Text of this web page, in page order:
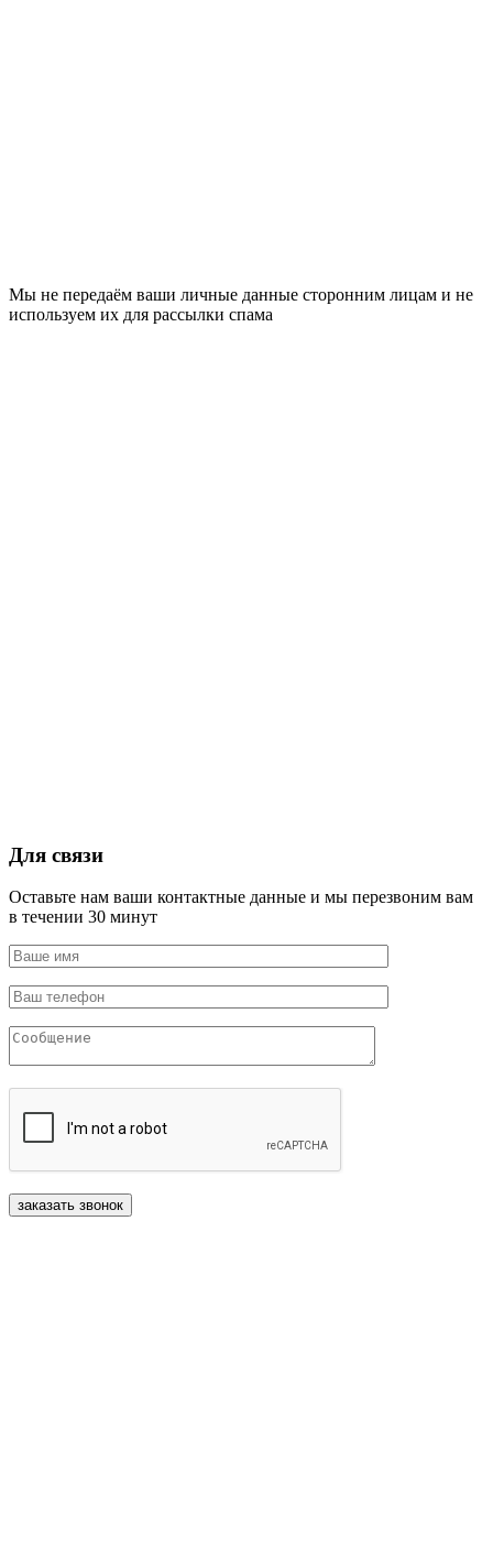
Мы не передаём ваши личные данные сторонним лицам и не
используем их для рассылки спама
Для связи
Оставьте нам ваши контактные данные и мы перезвоним вам
в течении 30 минут